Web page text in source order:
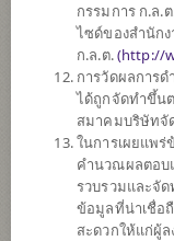
นโยบาย
กรรมการ ก.ล.
ไซด์ของสำนัก
ก.ล.ต.(http://
การวัดผลการ
ได้ถูกจัดทำขึ้น
สมาคมบริษัทจั
ในการเผยแพร่
คำนวณผลตอบ
รวบรวมและจั
ข้อมูลที่น่าเชื่อ
สะดวกให้แก่ผู้